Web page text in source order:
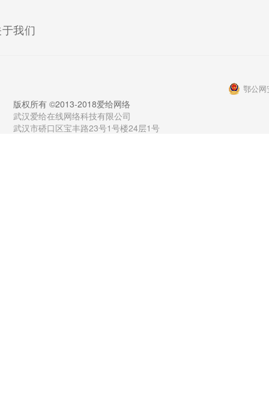
我们
鄂公网
版权所有 ©2013-2018爱给网络
武汉爱给在线网络科技有限公司
武汉市硚口区宝丰路23号1号楼24层1号